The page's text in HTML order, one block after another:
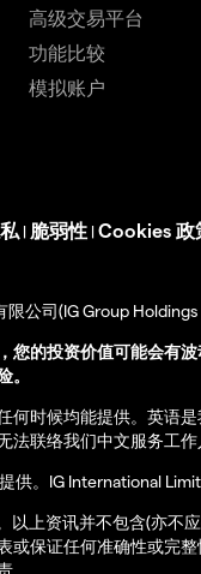
高级交易平台
功能比较
模拟账户
| 脆弱性 | Cookies 政
公司(IG Group
您的投资价值可能会有
。
何时候均能提供。英语
联络我们中文服务工作
供。IG International
以上资讯并不包含(亦不
或保证任何准确性或完